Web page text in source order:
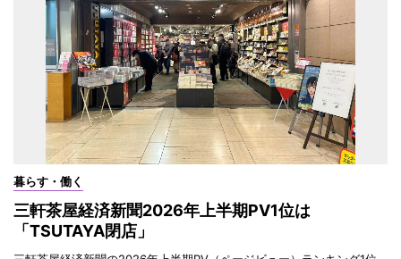
暮らす・働く
三軒茶屋経済新聞2026年上半期PV1位は
「TSUTAYA閉店」